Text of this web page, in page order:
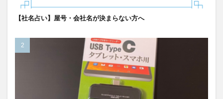
【社名占い】屋号・会社名が決まらない方へ